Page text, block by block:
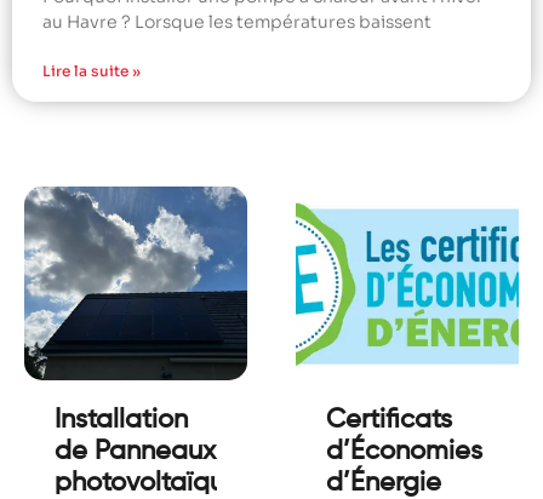
au Havre ? Lorsque les températures baissent
Lire la suite »
Installation
de Panneaux
photovoltaïques
Certificats
d’Économies
d’Énergie